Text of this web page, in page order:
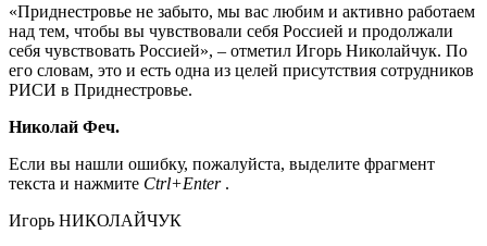
«Приднестровье не забыто, мы вас любим и активно работаем
над тем, чтобы вы чувствовали себя Россией и продолжали
себя чувствовать Россией», – отметил Игорь Николайчук. По
его словам, это и есть одна из целей присутствия сотрудников
РИСИ в Приднестровье.
Николай Феч.
Если вы нашли ошибку, пожалуйста, выделите фрагмент
текста и нажмите Ctrl+Enter .
Игорь НИКОЛАЙЧУК